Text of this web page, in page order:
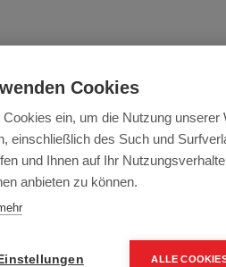
Typ: WCS45
968,15 € / Stk.
Cookies
ein, um die Nutzung unserer
einschließlich des Such und
und Ihnen auf Ihr
anbieten zu können.
Einstellungen ALLE